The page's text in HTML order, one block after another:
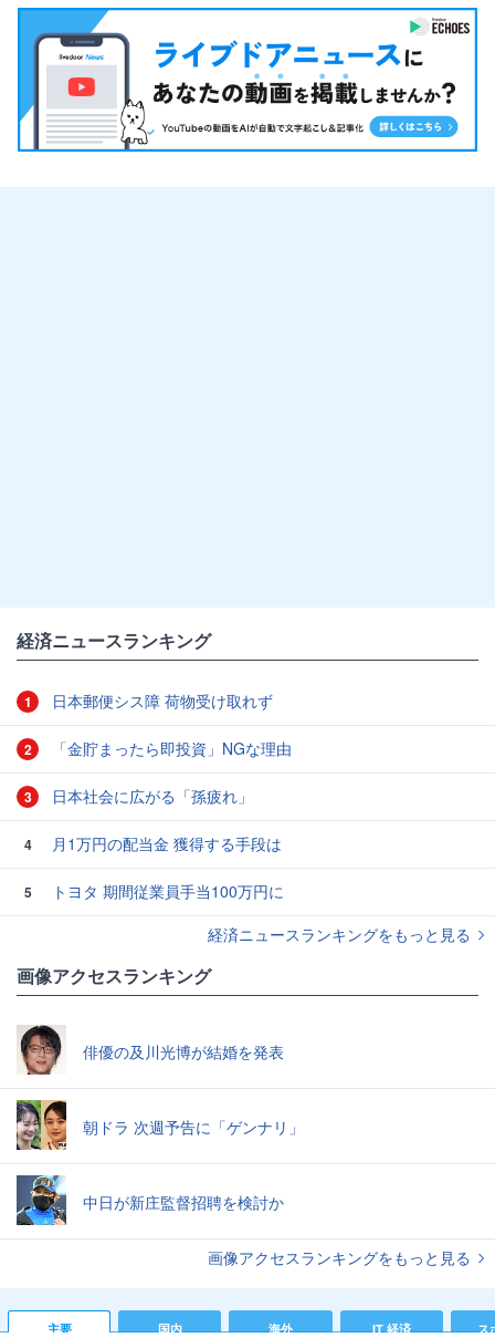
経済ニュースランキング
1 日本郵便シス障 荷物受け取れず
2 「金貯まったら即投資」NGな理由
3 日本社会に広がる「孫疲れ」
4 月1万円の配当金 獲得する手段は
5
トヨタ 期間従業員手当100万円に
経済ニュースランキングをもっと見る
画像アクセスランキング
俳優の及川光博が結婚を発表
朝ドラ 次週予告に「ゲンナリ」
中日が新庄監督招聘を検討か
画像アクセスランキングをもっと見る
主要 国内 海外 IT 経済 ス